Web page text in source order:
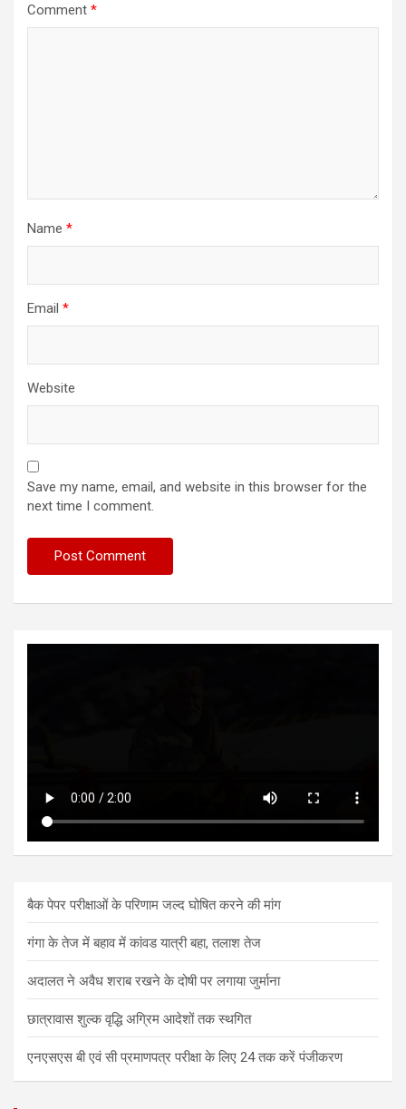
Comment *
Name *
Email *
Website
Save my name, email, and website in this browser for the
next time I comment.
बैक पेपर परीक्षाओं के परिणाम जल्द घोषित करने की मांग
गंगा के तेज में बहाव में कांवड यात्री बहा, तलाश तेज
अदालत ने अवैध शराब रखने के दोषी पर लगाया जुर्माना
छात्रावास शुल्क वृद्धि अग्रिम आदेशों तक स्थगित
एनएसएस बी एवं सी प्रमाणपत्र परीक्षा के लिए 24 तक करें पंजीकरण